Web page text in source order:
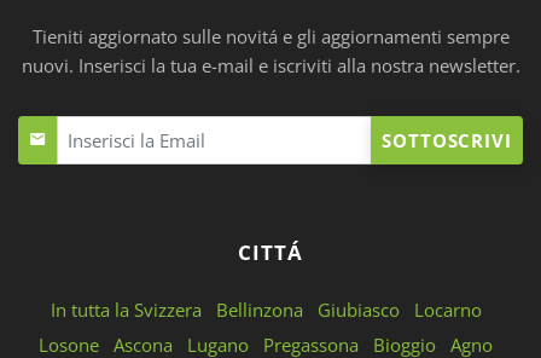
Tieniti aggiornato sulle novitá e gli aggiornamenti sempre
nuovi. Inserisci la tua e-mail e iscriviti alla nostra newsletter.
SOTTOSCRIVI
CITTÁ
In tutta la Svizzera Bellinzona Giubiasco
Locarno
Losone Ascona Lugano Pregassona Bioggio Agno